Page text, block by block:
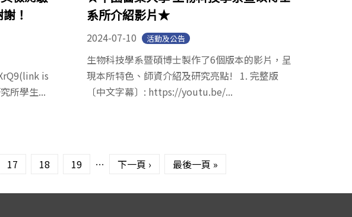
！
is
所學生...
系所介紹影片★
2024-07-10 活動及公告
生物科技學系暨碩博士製作了6個版本的影片，呈
現本所特色、師資介紹及研究亮點! 1. 完整版
〔中文字幕〕: https://youtu.be/...
17 18 19 … 下一頁 › 最後一頁 »